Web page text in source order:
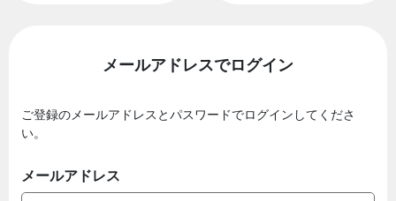
メールアドレスでログイン
ご登録のメールアドレスとパスワードでログインしてくださ
い。
メールアドレス